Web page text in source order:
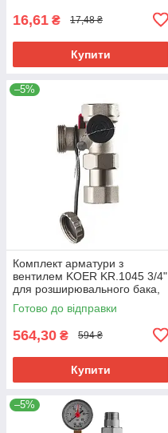
16,61 ₴ 17,48 ₴
Купити
–5%
Комплект арматури з
вентилем KOER KR.1045 3/4"
для розширювального бака,
латунь, нікель (KR3112)
Готово до відправки
564,30 ₴ 594 ₴
Купити
–5%